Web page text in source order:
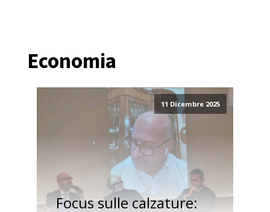
Economia
11 Dicembre 2025
Focus sulle calzature: